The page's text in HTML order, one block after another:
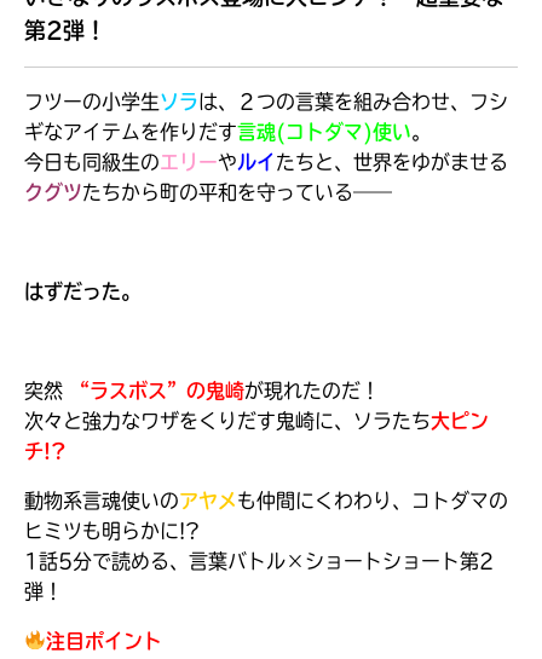
第2弾！
フツーの小学生ソラは、２つの言葉を組み合わせ、フシ
ギなアイテムを作りだす言魂(コトダマ)使い。
今日も同級生のエリーやルイ たちと、世界をゆがませる
クグツたちから町の平和を守っている――
はずだった。
突然 “ラスボス”の鬼崎が現れたのだ！
次々と強力なワザをくりだす鬼崎に、ソラたち大ピン
チ!?
動物系言魂使いのアヤメも仲間にくわわり、コトダマの
ヒミツも明らかに!?
1話5分で読める、言葉バトル×ショートショート第2
弾！
注目ポイント